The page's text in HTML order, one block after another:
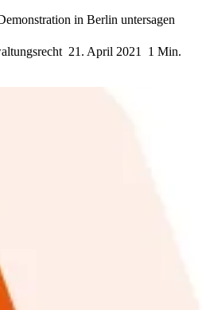
in Berlin untersagen
21. April 2021 1 Min.